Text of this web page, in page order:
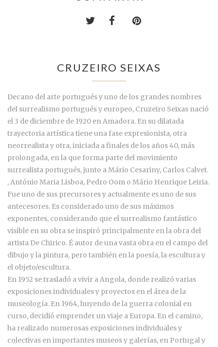
CRUZEIRO SEIXAS
Decano del arte portugués y uno de los grandes nombres
del surrealismo portugués y europeo, Cruzeiro Seixas nació
el 3 de diciembre de 1920 en Amadora. En su dilatada
trayectoria artística tiene una fase expresionista, otra
neorrealista y otra, iniciada a finales de los años 40, más
prolongada, en la que forma parte del movimiento
surrealista portugués, junto a Mário Cesariny, Carlos Calvet.
, António Maria Lisboa, Pedro Oom o Mário Henrique Leiria.
Fue uno de sus precursores y actualmente es uno de sus
antecesores. Es considerado uno de sus máximos
exponentes, considerando que el surrealismo fantástico
visible en su obra se inspiró principalmente en la obra del
artista De Chirico. É autor de una vasta obra en el campo del
dibujo y la pintura, pero también en la poesía, la escultura y
el objeto/escultura.
En 1952 se trasladó a vivir a Angola, donde realizó varias
exposiciones individuales y proyectos en el área de la
museología. En 1964, huyendo de la guerra colonial en
curso, decidió emprender un viaje a Europa. En el camino,
ha realizado numerosas exposiciones individuales y
colectivas en importantes museos y galerías, en Portugal y